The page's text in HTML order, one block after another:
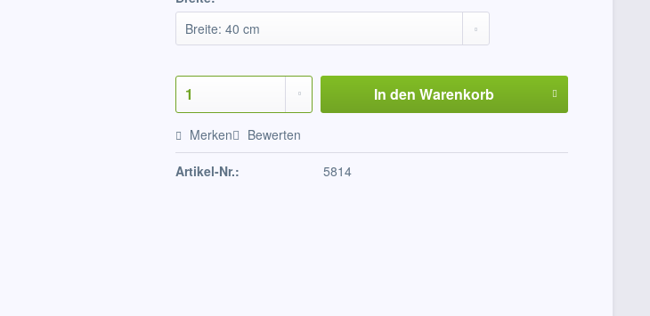
In den Warenkorb
Merken Bewerten
Artikel-Nr.: 5814